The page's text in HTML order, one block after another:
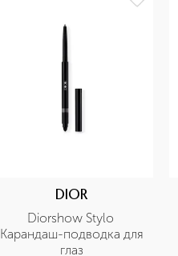
DIOR
Diorshow Stylo
Карандаш-подводка для
глаз